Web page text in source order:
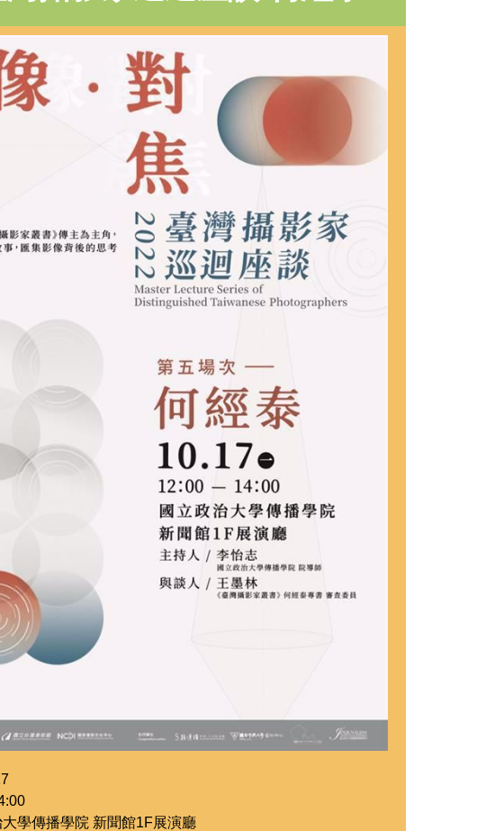
學傳播學院 新聞館1F展演廳